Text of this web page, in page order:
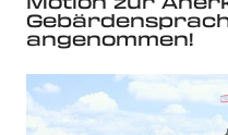
angenommen!